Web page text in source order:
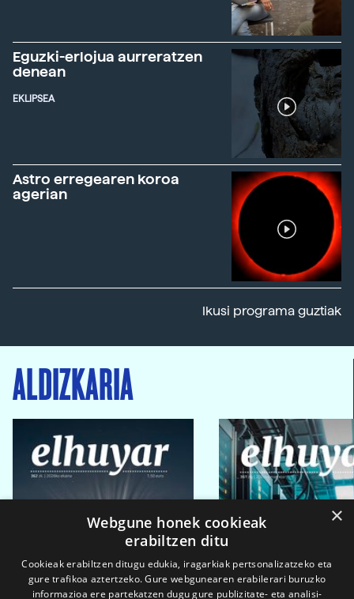
Eguzki-erlojua aurreratzen
denean
EKLIPSEA
Astro erregearen koroa
agerian
Ikusi programa guztiak
ALDIZKARIA
×
Webgune honek cookieak
erabiltzen ditu
Cookieak erabiltzen ditugu edukia, iragarkiak pertsonalizatzeko eta
gure trafikoa aztertzeko. Gure webgunearen erabilerari buruzko
informazioa ere partekatzen dugu gure publizitate- eta analisi-